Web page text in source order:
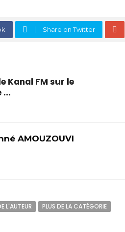
Share on Twitter
Kanal FM sur le
...
AMOUZOUVI
L'AUTEUR PLUS DE LA CATÉGORIE